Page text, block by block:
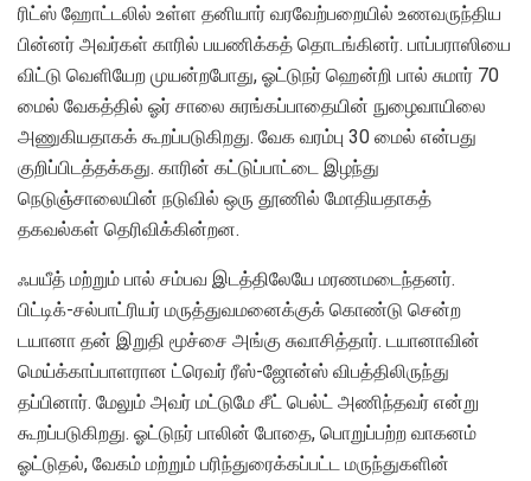
ரிட்ஸ் ஹோட்டலில் உள்ள தனியார் வரவேற்பறையில் உணவருந்திய
பின்னர் அவர்கள் காரில் பயணிக்கத் தொடங்கினர். பாப்பராஸியை
விட்டு வெளியேற முயன்றபோது, ஓட்டுநர் ஹென்றி பால் சுமார் 70
மைல் வேகத்தில் ஓர் சாலை சுரங்கப்பாதையின் நுழைவாயிலை
அணுகியதாகக் கூறப்படுகிறது. வேக வரம்பு 30 மைல் என்பது
குறிப்பிடத்தக்கது. காரின் கட்டுப்பாட்டை இழந்து
நெடுஞ்சாலையின் நடுவில் ஒரு தூணில் மோதியதாகத்
தகவல்கள் தெரிவிக்கின்றன.
ஃபயீத் மற்றும் பால் சம்பவ இடத்திலேயே மரணமடைந்தனர்.
பிட்டிக்-சல்பாட்ரியர் மருத்துவமனைக்குக் கொண்டு சென்ற
டயானா தன் இறுதி மூச்சை அங்கு சுவாசித்தார். டயானாவின்
மெய்க்காப்பாளரான ட்ரெவர் ரீஸ்-ஜோன்ஸ் விபத்திலிருந்து
தப்பினார். மேலும் அவர் மட்டுமே சீட் பெல்ட் அணிந்தவர் என்று
கூறப்படுகிறது. ஓட்டுநர் பாலின் போதை, பொறுப்பற்ற வாகனம்
ஓட்டுதல், வேகம் மற்றும் பரிந்துரைக்கப்பட்ட மருந்துகளின்